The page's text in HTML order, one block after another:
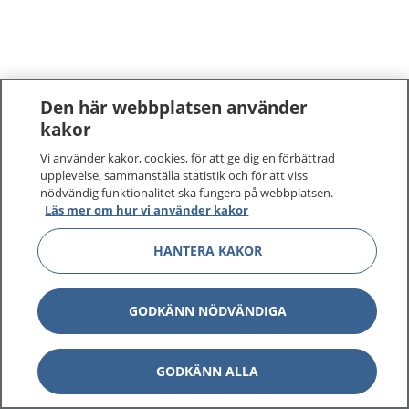
Den här webbplatsen använder
kakor
Vi använder kakor, cookies, för att ge dig en förbättrad
upplevelse, sammanställa statistik och för att viss
nödvändig funktionalitet ska fungera på webbplatsen.
Läs mer om hur vi använder kakor
HANTERA KAKOR
GODKÄNN NÖDVÄNDIGA
GODKÄNN ALLA